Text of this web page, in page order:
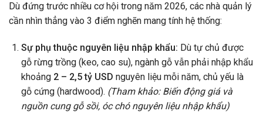
Dù đứng trước nhiều cơ hội trong năm 2026, các nhà quản lý
cần nhìn thẳng vào 3 điểm nghẽn mang tính hệ thống:
Sự phụ thuộc nguyên liệu nhập khẩu: Dù tự chủ được
gỗ rừng trồng (keo, cao su), ngành gỗ vẫn phải nhập khẩu
khoảng 2 – 2,5 tỷ USD nguyên liệu mỗi năm, chủ yếu là
gỗ cứng (hardwood). (Tham khảo: Biến động giá và
nguồn cung gỗ sồi, óc chó nguyên liệu nhập khẩu)